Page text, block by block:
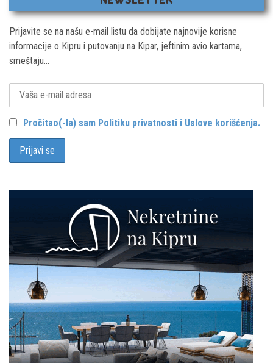
Prijavite se na našu e-mail listu da dobijate najnovije korisne
informacije o Kipru i putovanju na Kipar, jeftinim avio kartama,
smeštaju...
Pročitao(-la) sam Politiku privatnosti i Uslove korišćenja.